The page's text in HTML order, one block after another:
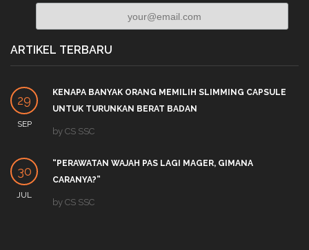
ARTIKEL TERBARU
29
SEP
KENAPA BANYAK ORANG MEMILIH SLIMMING CAPSULE
UNTUK TURUNKAN BERAT BADAN
by CS SSC
30
JUL
“PERAWATAN WAJAH PAS LAGI MAGER, GIMANA
CARANYA?”
by CS SSC